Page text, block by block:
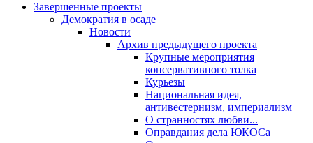
Завершенные проекты
Демократия в осаде
Новости
Архив предыдущего проекта
Крупные мероприятия
консервативного толка
Курьезы
Национальная идея,
антивестернизм, империализм
О странностях любви...
Оправдания дела ЮКОСа